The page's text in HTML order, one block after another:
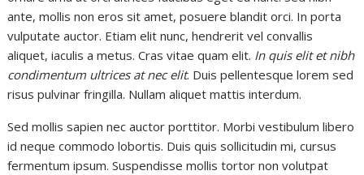
ante, mollis non eros sit amet, posuere blandit orci. In porta
vulputate auctor. Etiam elit nunc, hendrerit vel convallis
aliquet, iaculis a metus. Cras vitae quam elit. In quis elit et nibh
condimentum ultrices at nec elit. Duis pellentesque lorem sed
risus pulvinar fringilla. Nullam aliquet mattis interdum.
Sed mollis sapien nec auctor porttitor. Morbi vestibulum libero
id neque commodo lobortis. Duis quis sollicitudin mi, cursus
fermentum ipsum. Suspendisse mollis tortor non volutpat